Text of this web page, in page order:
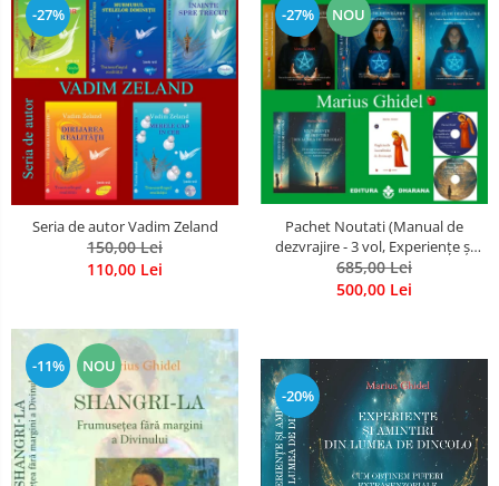
-27%
Seria de autor Vadim Zeland
150,00 Lei
110,00 Lei
-27% NOU
Pachet Noutati (Manual de
dezvrajire - 3 vol, Experiențe și
amintiri, Rugăciunile
Luceafarului de dimineata) -
685,00 Lei
500,00 Lei
-11% NOU
-20%